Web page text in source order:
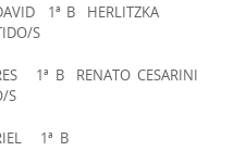
1ª B HERLITZKA
S
1ª B RENATO CESARINI
1ª B